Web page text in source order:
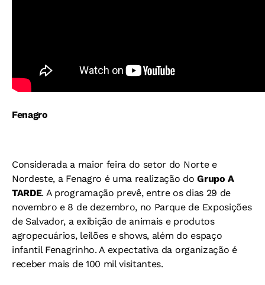
Fenagro
Considerada a maior feira do setor do Norte e
Nordeste, a Fenagro é uma realização doGrupo A
TARDE. A programação prevê, entre os dias 29 de
novembro e 8 de dezembro, no Parque de Exposições
de Salvador, a exibição de animais e produtos
agropecuários, leilões e shows, além do espaço
infantil Fenagrinho. A expectativa da organização é
receber mais de 100 mil visitantes.